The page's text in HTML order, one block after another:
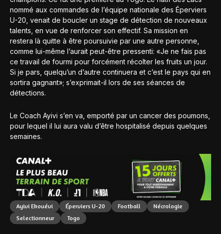
nommé aux commandes de l’équipe nationale des Éperviers
U-20, venait de boucler un stage de détection de nouveaux
talents, en vue de renforcer son effectif. Sa mission en
restera là quitte à être poursuivie par une autre personne,
comme lui-même l’aurait peut-être pressenti: «Je ne fais pas
ce travail de fourmi pour forcément récolter les fruits un jour.
Si je pars, quelqu’un d’autre continuera et c’est le pays qui en
sortira gagnant»; s’exprimait-il lors de ses séances de
détections.
Le Coach Ayivi s’en va, emporté par un cancer des poumons,
pour lequel il lui aura valu d’être hospitalisé depuis quelques
semaines.
Ayivi Ekouévi Éperviers U-20 Football
Nécrologie
Selectionneur
Togo